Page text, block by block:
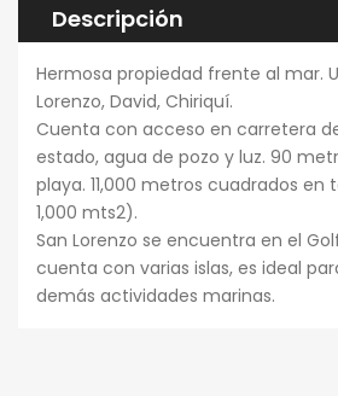
Descripción
Hermosa propiedad frente al mar.
Lorenzo, David, Chiriquí.
Cuenta con acceso en carretera
estado, agua de pozo y luz. 90
playa. 11,000 metros cuadrados en
1,000 mts2).
San Lorenzo se encuentra en el
cuenta con varias islas, es ideal
demás actividades marinas.